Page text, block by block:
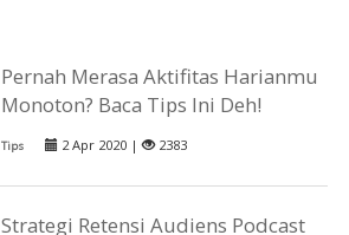
Pernah Merasa Aktifitas Harianmu
Monoton? Baca Tips Ini Deh!
Tips 2 Apr 2020 | 2383
Strategi Retensi Audiens Podcast